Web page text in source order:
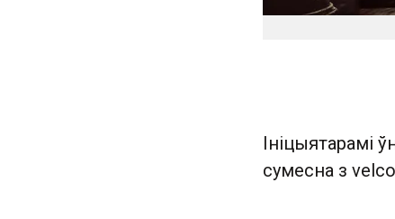
Ініцыятарамі
сумесна з